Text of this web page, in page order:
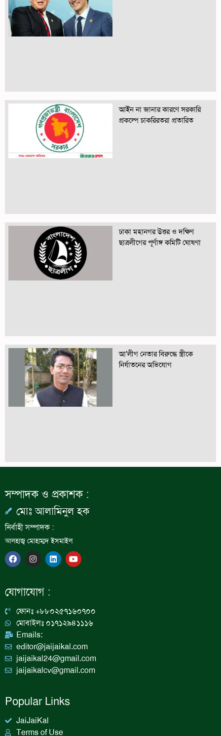
আইন না জানার কারণে সরকারি
প্রকল্পে চাকরিরতরা প্রতারিত
ঢাকা মহানগর উত্তর ও দক্ষিণ
ছাত্রলীগের পূর্ণাঙ্গ কমিটি ঘোষণা
আ’লীগ নেতার বিরুদ্ধে স্ত্রীকে
নির্যাতনের অভিযোগ
সম্পাদক ও প্রকাশক :
মোঃ আলামিনুল হক
নির্বাহী সম্পাদক :
আলহাজ্ব মোহাম্মদ ইসমাইল
F
a
c
b
o
I
n
s
a
g
a
m
L
i
n
n
Y
o
u
যোগাযোগ :
ফোনঃ +৮৮০২৫৭১৬০৭০০
মোবাইলঃ ০১৭১২৯৪১১১৬
Emails:
editor@jaijaikal.com
jaijaikal24@gmail.com
jaijaikalcv@gmail.com
Popular Links
JaiJaiKal
Terms of Use